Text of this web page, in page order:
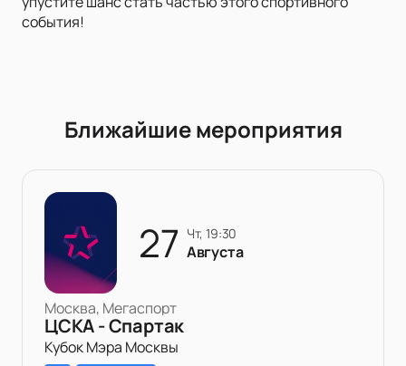
события!
Ближайшие мероприятия
27 чт, 19:30
Августа
Москва, Мегаспорт
ЦСКА - Спартак
Кубок Мэра Москвы